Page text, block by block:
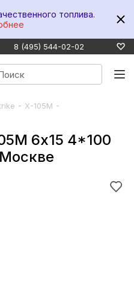
топлива.
8 (495) 544-02-02
- X-105М -
6x15 4*100
Москве